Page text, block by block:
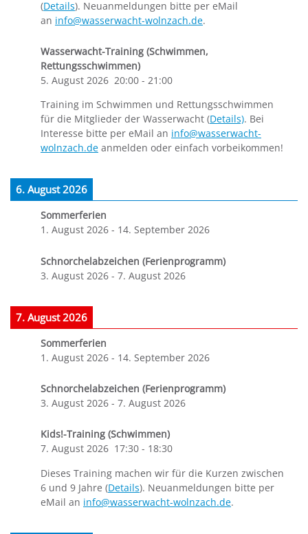
(Details). Neuanmeldungen bitte per eMail
an info@wasserwacht-wolnzach.de.
Wasserwacht-Training (Schwimmen,
Rettungsschwimmen)
5. August 2026 20:00 - 21:00
Training im Schwimmen und Rettungsschwimmen
für die Mitglieder der Wasserwacht (Details). Bei
Interesse bitte per eMail an info@wasserwacht-
wolnzach.de anmelden oder einfach vorbeikommen!
6. August 2026
Sommerferien
1. August 2026 - 14. September 2026
Schnorchelabzeichen (Ferienprogramm)
3. August 2026 - 7. August 2026
7. August 2026
Sommerferien
1. August 2026 - 14. September 2026
Schnorchelabzeichen (Ferienprogramm)
3. August 2026 - 7. August 2026
Kids!-Training (Schwimmen)
7. August 2026 17:30 - 18:30
Dieses Training machen wir für die Kurzen zwischen
6 und 9 Jahre (Details). Neuanmeldungen bitte per
eMail an info@wasserwacht-wolnzach.de.